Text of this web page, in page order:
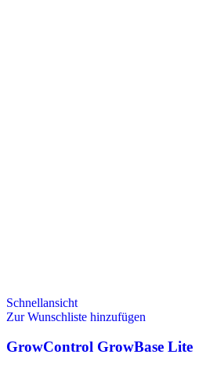
Schnellansicht
Zur Wunschliste hinzufügen
GrowControl GrowBase Lite